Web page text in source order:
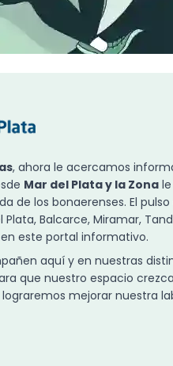
, ahora le acercamos
Mar del Plata y la Zona
de los bonaerenses. El pulso
Plata, Balcarce, Miramar,
este portal informativo.
aquí y en nuestras
que nuestro espacio
mejorar nuestra